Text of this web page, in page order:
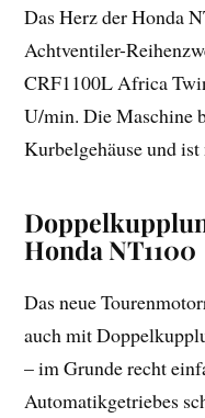
Das Herz der Honda
Achtventiler-
CRF1100L Africa
U/min. Die Maschine
Kurbelgehäuse und
Honda NT1100
Das neue
auch mit
– im Grunde recht
Automatikgetriebes